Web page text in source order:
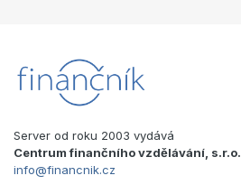
Server od roku 2003 vydává
Centrum finančního vzdělávání, s.r.o.
info@financnik.cz